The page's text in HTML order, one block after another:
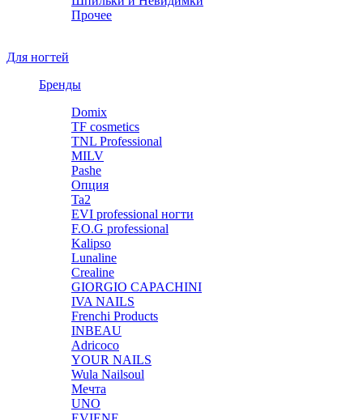
Прочее
Для ногтей
Бренды
Domix
TF cosmetics
TNL Professional
MILV
Pashe
Опция
Ta2
EVI professional ногти
F.O.G professional
Kalipso
Lunaline
Crealine
GIORGIO CAPACHINI
IVA NAILS
Frenchi Products
INBEAU
Adricoco
YOUR NAILS
Wula Nailsoul
Мечта
UNO